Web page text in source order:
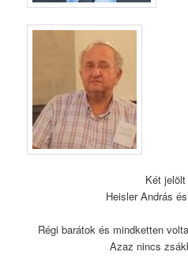
Két
Heisler András
Régi barátok és mindketten
Azaz nincs